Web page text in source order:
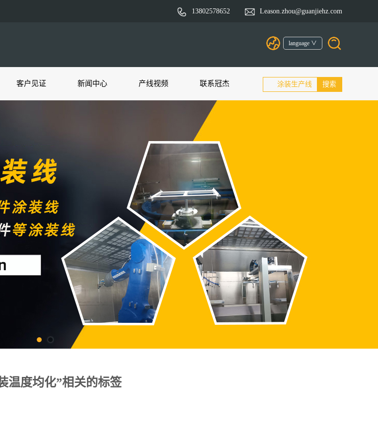
13802578652 Leason.zhou@guanjiehz.com
language ∨
客户见证 新闻中心 产线视频 联系冠杰
温度均化”相关的标签